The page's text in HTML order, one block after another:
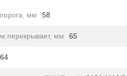
мм 58
перекрывает, мм 65
64